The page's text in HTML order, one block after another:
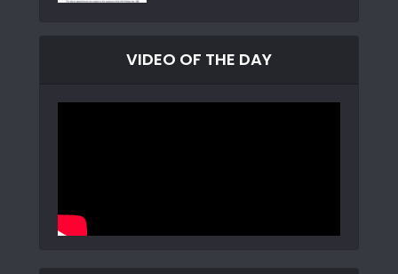
VIDEO OF THE DAY